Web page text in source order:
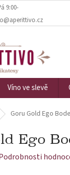
9:00-
Víno ve slevě
Goru Gold Ego
Ego
produktu je 0,0 z